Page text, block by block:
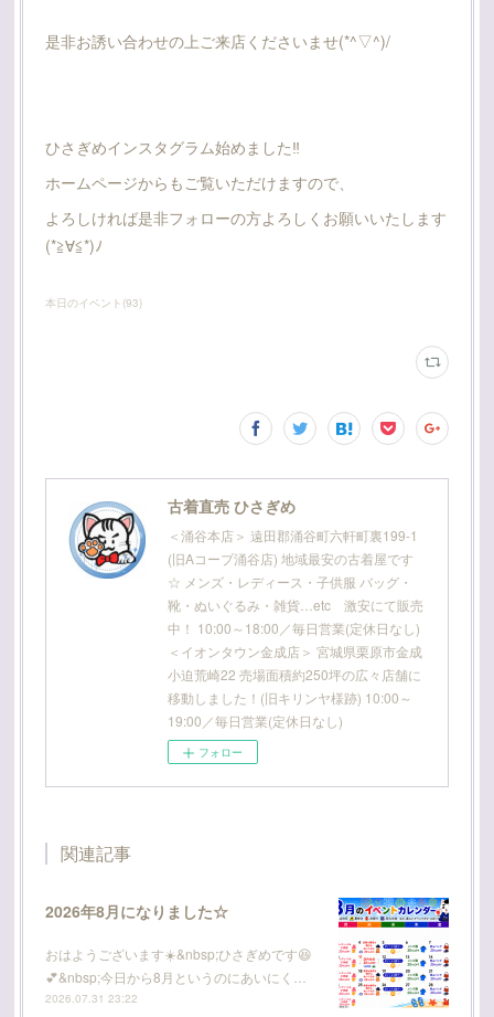
是非お誘い合わせの上ご来店くださいませ(*^▽^)/
ひさぎめインスタグラム始めました‼️
ホームページからもご覧いただけますので、
よろしければ是非フォローの方よろしくお願いいたします
(*≧∀≦*)ﾉ
本日のイベント (93)
古着直売 ひさぎめ
＜涌谷本店＞ 遠田郡涌谷町六軒町裏199-1
(旧Aコープ涌谷店) 地域最安の古着屋です
☆ メンズ・レディース・子供服 バッグ・
靴・ぬいぐるみ・雑貨…etc 激安にて販売
中！ 10:00～18:00／毎日営業(定休日なし)
＜イオンタウン金成店＞ 宮城県栗原市金成
小迫荒崎22 売場面積約250坪の広々店舗に
移動しました！(旧キリンヤ様跡) 10:00～
19:00／毎日営業(定休日なし)
フォロー
関連記事
2026年8月になりました☆
おはようございます☀️&nbsp;ひさぎめです😆
💕&nbsp;今日から8月というのにあいにく…
2026.07.31 23:22